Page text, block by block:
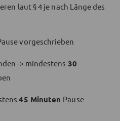
laut § 4 je nach Länge des
vorgeschrieben
-> mindestens 30
45 Minuten Pause